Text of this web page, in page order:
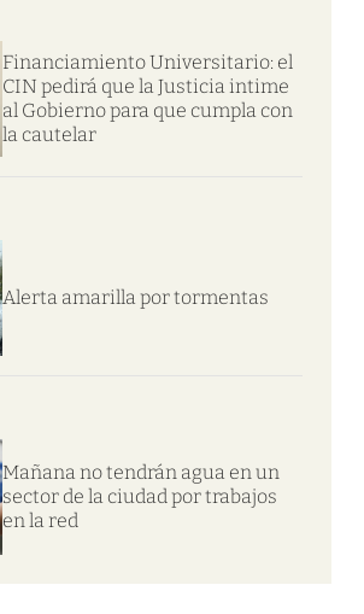
Financiamiento Universitario: el
CIN pedirá que la Justicia intime
al Gobierno para que cumpla con
la cautelar
Alerta amarilla por tormentas
Mañana no tendrán agua en un
sector de la ciudad por trabajos
en la red